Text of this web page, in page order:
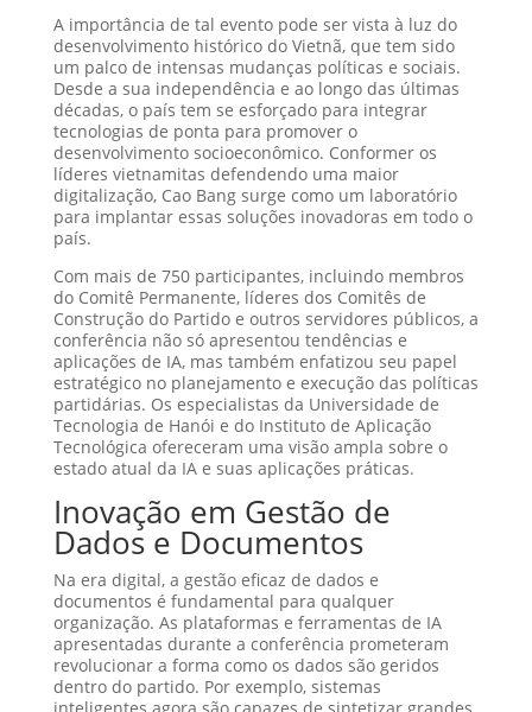
A importância de tal evento pode ser vista à luz do
desenvolvimento histórico do Vietnã, que tem sido
um palco de intensas mudanças políticas e sociais.
Desde a sua independência e ao longo das últimas
décadas, o país tem se esforçado para integrar
tecnologias de ponta para promover o
desenvolvimento socioeconômico. Conformer os
líderes vietnamitas defendendo uma maior
digitalização, Cao Bang surge como um laboratório
para implantar essas soluções inovadoras em todo o
país.
Com mais de 750 participantes, incluindo membros
do Comitê Permanente, líderes dos Comitês de
Construção do Partido e outros servidores públicos, a
conferência não só apresentou tendências e
aplicações de IA, mas também enfatizou seu papel
estratégico no planejamento e execução das políticas
partidárias. Os especialistas da Universidade de
Tecnologia de Hanói e do Instituto de Aplicação
Tecnológica ofereceram uma visão ampla sobre o
estado atual da IA e suas aplicações práticas.
Inovação em Gestão de
Dados e Documentos
Na era digital, a gestão eficaz de dados e
documentos é fundamental para qualquer
organização. As plataformas e ferramentas de IA
apresentadas durante a conferência prometeram
revolucionar a forma como os dados são geridos
dentro do partido. Por exemplo, sistemas